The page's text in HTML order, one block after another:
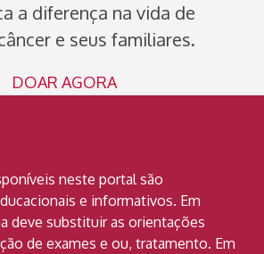
a diferença na vida de
e seus familiares.
DOAR AGORA
neste portal são
e informativos. Em
deve substituir as orientações
de exames e ou, tratamento. Em